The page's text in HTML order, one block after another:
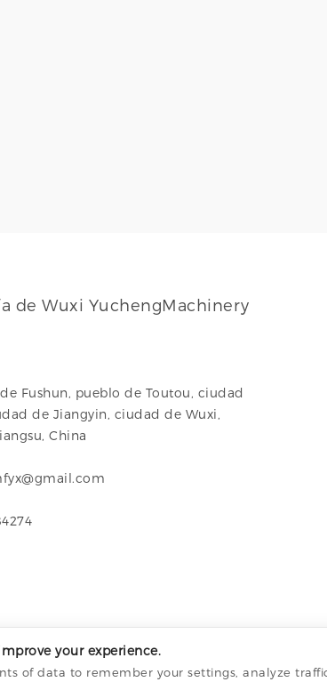
Fushun, pueblo de Toutou, ciudad
de Jiangyin, ciudad de Wuxi,
China
your experience.
of data to remember your settings, analyze